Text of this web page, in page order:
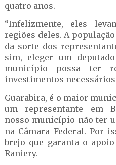
quatro anos.
“Infelizmente, eles
regiões deles. A
da sorte dos
sim, eleger um
município possa ter
investimentos
Guarabira, é o maior
um representante em
nosso município não ter
na Câmara Federal. Por
brejo que garanta o
Raniery.